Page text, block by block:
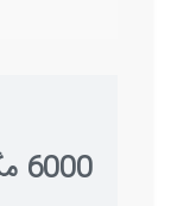
6000 مگابایت میزبانی وب ویندوز